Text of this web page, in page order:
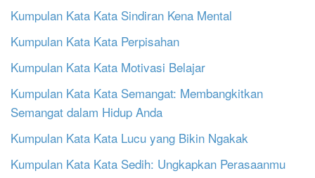
Kumpulan Kata Kata Sindiran Kena Mental
Kumpulan Kata Kata Perpisahan
Kumpulan Kata Kata Motivasi Belajar
Kumpulan Kata Kata Semangat: Membangkitkan
Semangat dalam Hidup Anda
Kumpulan Kata Kata Lucu yang Bikin Ngakak
Kumpulan Kata Kata Sedih: Ungkapkan Perasaanmu